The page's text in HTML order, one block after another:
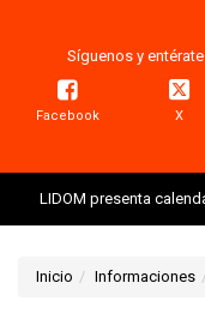
Síguenos y
Facebook X
LIDOM presenta
Inicio Informaciones